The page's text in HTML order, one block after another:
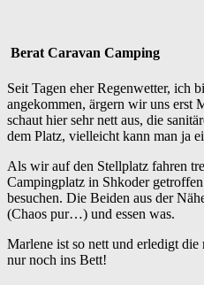
Berat Caravan Camping
Seit Tagen eher Regenwetter, ich
angekommen, ärgern wir uns erst
schaut hier sehr nett aus, die
dem Platz, vielleicht kann man ja
Als wir auf den Stellplatz fahren
Campingplatz in Shkoder
besuchen. Die Beiden aus der
(Chaos pur…) und essen was.
Marlene ist so nett und erledigt
nur noch ins Bett!